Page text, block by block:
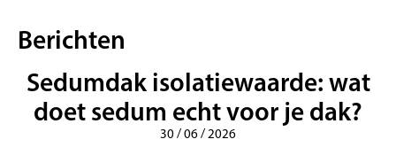
Berichten
Sedumdak isolatiewaarde: wat
doet sedum echt voor je dak?
30 / 06 / 2026